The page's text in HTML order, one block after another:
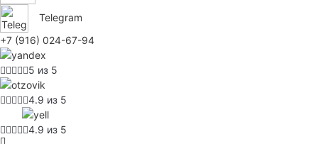
Telegram
+7 (916) 024-67-94
5 из 5
4.9 из 5
4.9 из 5